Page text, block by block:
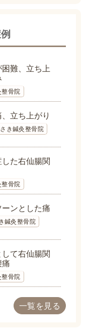
難、立ち上
骨院
立ち上がり
き鍼灸整骨院
た右仙腸関
骨院
ンとした痛
鍼灸整骨院
て右仙腸関
骨院
一覧を見る